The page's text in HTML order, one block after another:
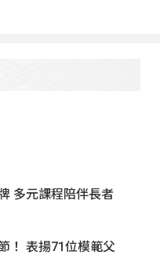
多元課程陪伴長者
！ 表揚71位模範父